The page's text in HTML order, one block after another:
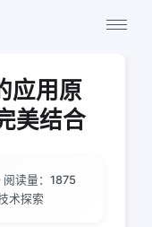
应用原
美结合
阅读量： 1875
术探索